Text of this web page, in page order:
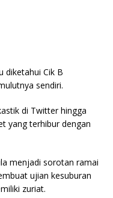
diketahui Cik B
sendiri.
di Twitter hingga
yang terhibur dengan
menjadi sorotan ramai
ujian kesuburan
zuriat.